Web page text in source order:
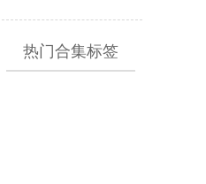
热门合集标签